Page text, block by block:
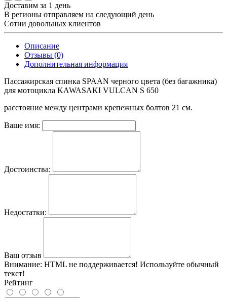
Доставим за 1 день
В регионы отправляем на следующий день
Сотни довольных клиентов
Описание
Отзывы (0)
Дополнительная информация
Пассажирская спинка SPAAN черного цвета (без багажника)
для мотоцикла KAWASAKI VULCAN S 650
расстояние между центрами крепежных болтов 21 см.
Ваше имя:
Достоинства:
Недостатки:
Ваш отзыв
Внимание: HTML не поддерживается! Используйте обычный
текст!
Рейтинг